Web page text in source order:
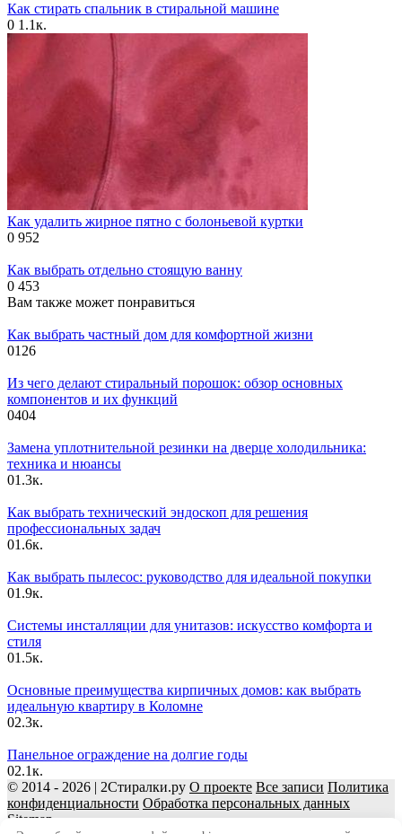
Как стирать спальник в стиральной машине
0 1.1к.
Как удалить жирное пятно с болоньевой куртки
0 952
Как выбрать отдельно стоящую ванну
0 453
Вам также может понравиться
Как выбрать частный дом для комфортной жизни
0126
Из чего делают стиральный порошок: обзор основных
компонентов и их функций
0404
Замена уплотнительной резинки на дверце холодильника:
техника и нюансы
01.3к.
Как выбрать технический эндоскоп для решения
профессиональных задач
01.6к.
Как выбрать пылесос: руководство для идеальной покупки
01.9к.
Системы инсталляции для унитазов: искусство комфорта и
стиля
01.5к.
Основные преимущества кирпичных домов: как выбрать
идеальную квартиру в Коломне
02.3к.
Панельное ограждение на долгие годы
02.1к.
© 2014 - 2026 | 2Стиралки.ру О проекте Все записи Политика
конфиденциальности Обработка персональных данных
Sitemap